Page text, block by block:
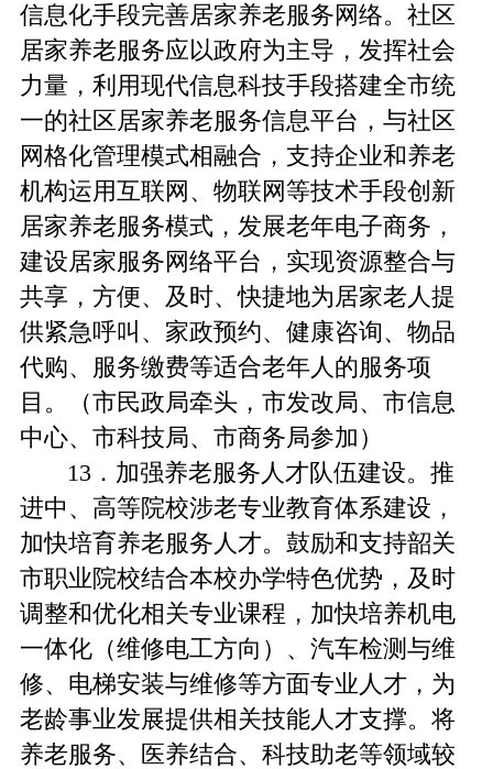
信息化手段完善居家养老服务网络。社区
居家养老服务应以政府为主导，发挥社会
力量，利用现代信息科技手段搭建全市统
一的社区居家养老服务信息平台，与社区
网格化管理模式相融合，支持企业和养老
机构运用互联网、物联网等技术手段创新
居家养老服务模式，发展老年电子商务，
建设居家服务网络平台，实现资源整合与
共享，方便、及时、快捷地为居家老人提
供紧急呼叫、家政预约、健康咨询、物品
代购、服务缴费等适合老年人的服务项
目。（市民政局牵头，市发改局、市信息
中心、市科技局、市商务局参加）
13．加强养老服务人才队伍建设。推
进中、高等院校涉老专业教育体系建设，
加快培育养老服务人才。鼓励和支持韶关
市职业院校结合本校办学特色优势，及时
调整和优化相关专业课程，加快培养机电
一体化（维修电工方向）、汽车检测与维
修、电梯安装与维修等方面专业人才，为
老龄事业发展提供相关技能人才支撑。将
养老服务、医养结合、科技助老等领域较